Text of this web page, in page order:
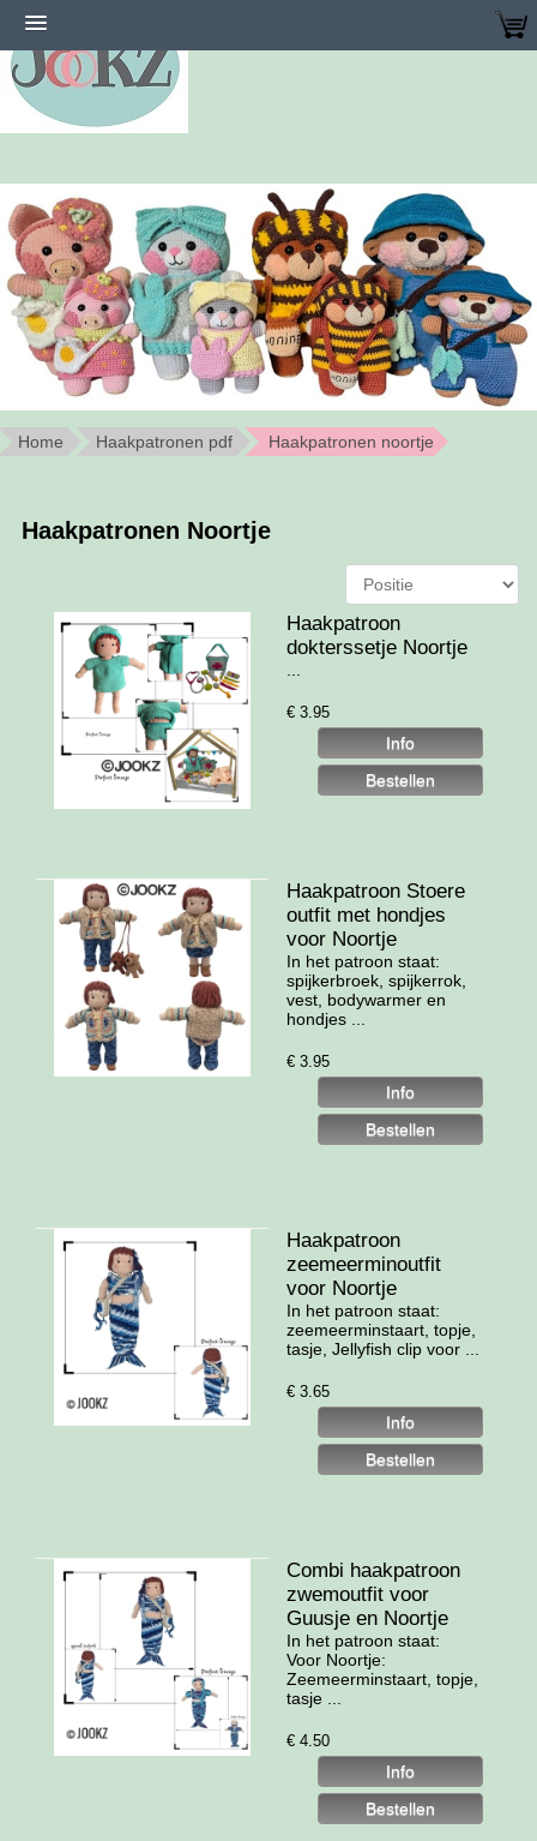
Home Haakpatronen pdf Haakpatronen noortje
Haakpatronen Noortje
Haakpatroon
dokterssetje Noortje
€ 3.95
Haakpatroon Stoere
outfit met hondjes
voor Noortje
In het patroon staat:
spijkerbroek, spijkerrok,
vest, bodywarmer en
hondjes ...
€ 3.95
Haakpatroon
zeemeerminoutfit
voor Noortje
In het patroon staat:
zeemeerminstaart, topje,
tasje, Jellyfish clip voor ...
€ 3.65
Combi haakpatroon
zwemoutfit voor
Guusje en Noortje
In het patroon staat:
Voor Noortje:
Zeemeerminstaart, topje,
tasje ...
€ 4.50